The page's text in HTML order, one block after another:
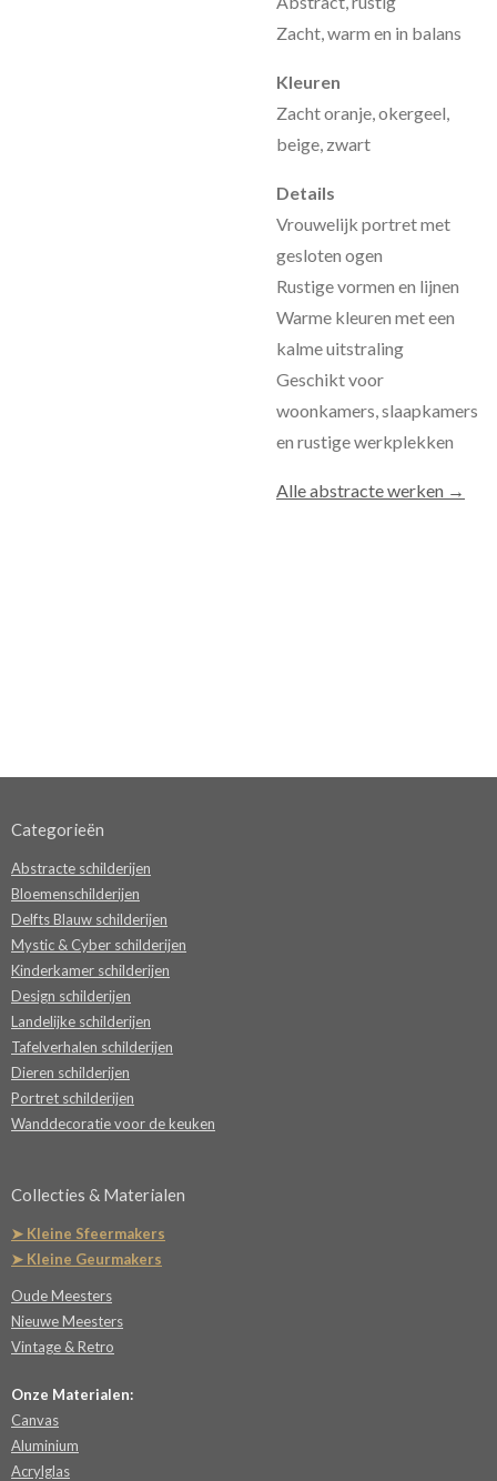
Zacht, warm en in balans
Kleuren
Zacht oranje, okergeel,
beige, zwart
Details
Vrouwelijk portret met
gesloten ogen
Rustige vormen en lijnen
Warme kleuren met een
kalme uitstraling
Geschikt voor
woonkamers, slaapkamers
en rustige werkplekken
Alle abstracte werken →
Categorieën
Abstracte schilderijen
Bloemenschilderijen
Delfts Blauw schilderijen
Mystic & Cyber schilderijen
Kinderkamer schilderijen
Design schilderijen
Landelijke schilderijen
Tafelverhalen schilderijen
Dieren schilderijen
Portret schilderijen
Wanddecoratie voor de keuken
Collecties & Materialen
➤ Kleine Sfeermakers
➤ Kleine Geurmakers
Oude Meesters
Nieuwe Meesters
Vintage & Retro
Onze Materialen:
Canvas
Aluminium
Acrylglas